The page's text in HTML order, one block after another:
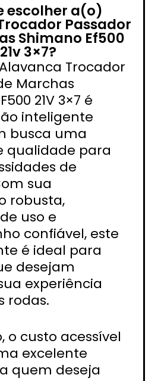
escolher a(o)
Passador
Shimano Ef500
21v 3×7?
Trocador
Marchas
21V 3×7 é
inteligente
busca uma
qualidade para
de
sua
robusta,
uso e
confiável, este
é ideal para
desejam
experiência
rodas.
o custo acessível
excelente
quem deseja